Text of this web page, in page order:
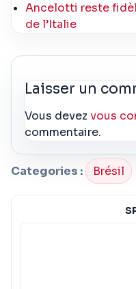
Ancelotti reste
de l’Italie
Laisser un
Vous devezvous
commentaire.
Categories : Brésil